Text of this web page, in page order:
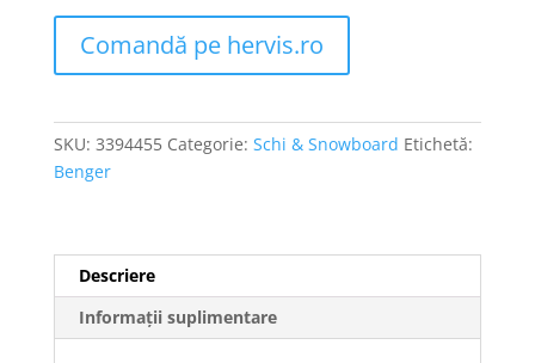
Comandă pe hervis.ro
SKU: 3394455 Categorie: Schi & Snowboard Etichetă:
Benger
Descriere
Informații suplimentare